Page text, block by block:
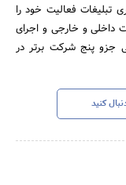
و مجری تبلیغات فعالیت خود را
داخلی و خارجی و اجرای
جزو پنج شرکت برتر در
کنید